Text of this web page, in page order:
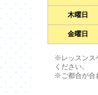
木曜日
金曜日
※レッスンス
ください。
※ご都合が合